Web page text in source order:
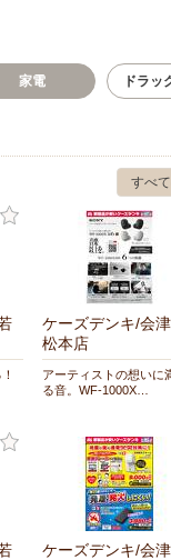
家電 ドラッ
すべ
ケーズデンキ/会
松本店
アーティストの想いに
る音。WF-1000X…
ケーズデンキ/会